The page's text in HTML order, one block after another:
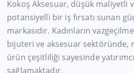
Kokoş Aksesuar, düşük maliyetli
potansiyelli bir iş fırsatı sunan
markasıdır. Kadınların
bijuteri ve aksesuar sektöründe,
ürün çeşitliliği sayesinde
sağlamaktadır.